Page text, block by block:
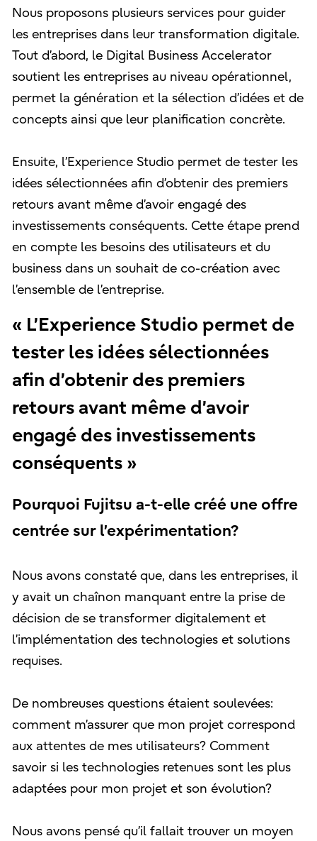
Nous proposons plusieurs services pour guider
les entreprises dans leur transformation digitale.
Tout d’abord, le Digital Business Accelerator
soutient les entreprises au niveau opérationnel,
permet la génération et la sélection d’idées et de
concepts ainsi que leur planification concrète.
Ensuite, l’Experience Studio permet de tester les
idées sélectionnées afin d’obtenir des premiers
retours avant même d’avoir engagé des
investissements conséquents. Cette étape prend
en compte les besoins des utilisateurs et du
business dans un souhait de co-création avec
l’ensemble de l’entreprise.
« L’Experience Studio permet de
tester les idées sélectionnées
afin d’obtenir des premiers
retours avant même d’avoir
engagé des investissements
conséquents »
Pourquoi Fujitsu a-t-elle créé une offre
centrée sur l’expérimentation?
Nous avons constaté que, dans les entreprises, il
y avait un chaînon manquant entre la prise de
décision de se transformer digitalement et
l’implémentation des technologies et solutions
requises.
De nombreuses questions étaient soulevées:
comment m’assurer que mon projet correspond
aux attentes de mes utilisateurs? Comment
savoir si les technologies retenues sont les plus
adaptées pour mon projet et son évolution?
Nous avons pensé qu’il fallait trouver un moyen